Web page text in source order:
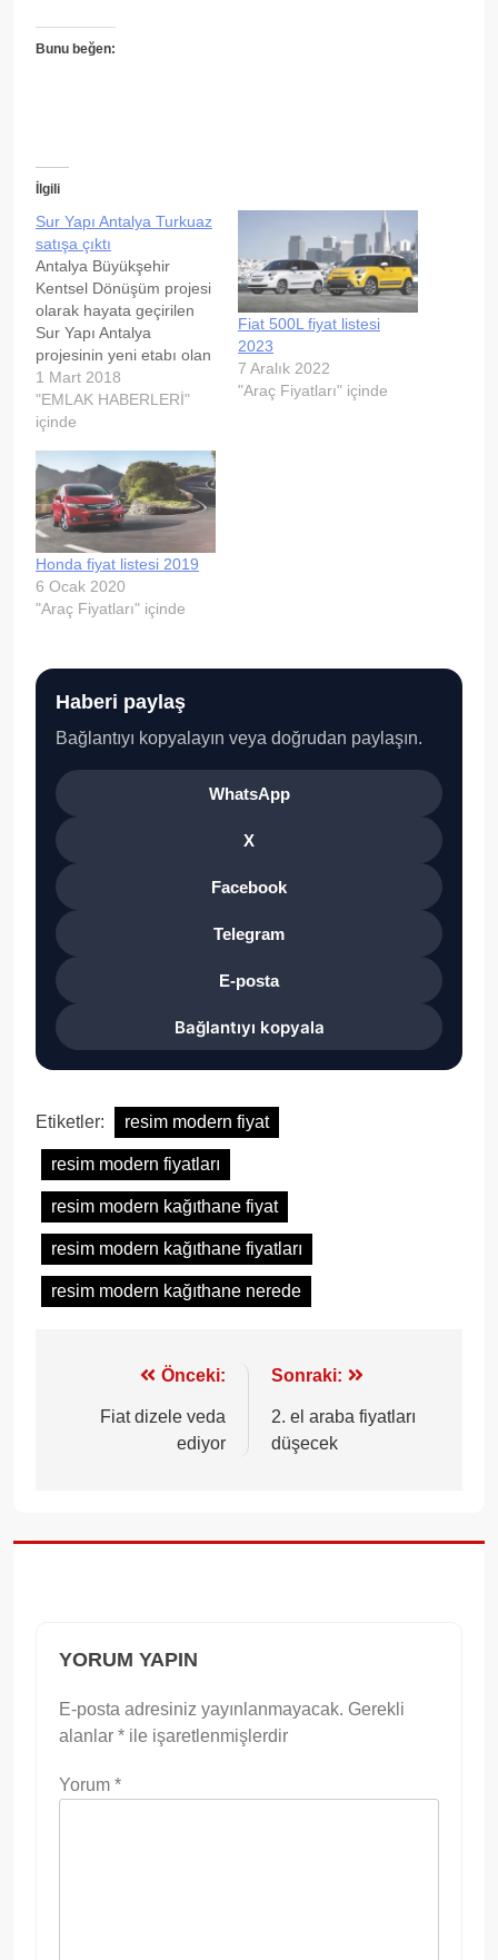
Bunu beğen:
İlgili
Sur Yapı Antalya Turkuaz
satışa çıktı
Antalya Büyükşehir
Kentsel Dönüşüm projesi
olarak hayata geçirilen
Sur Yapı Antalya
projesinin yeni etabı olan
Turkuaz etabı satışa
çıktı. Antalya'dan ve
Antalya dışındaki illerden
Antalya projesine ülke
dışından da yoğun ilgi
oldu. Sur Yapı bu yoğun
ilgi üzerine Sur Yapı
Antalya projesinin yeni
etabı olan…
1 Mart 2018
"EMLAK HABERLERİ"
içinde
Fiat 500L fiyat listesi
2023
7 Aralık 2022
"Araç Fiyatları" içinde
Honda fiyat listesi 2019
6 Ocak 2020
"Araç Fiyatları" içinde
Haberi paylaş
Bağlantıyı kopyalayın veya doğrudan paylaşın.
WhatsApp
X
Facebook
Telegram
E-posta
Bağlantıyı kopyala
Etiketler: resim modern fiyat
resim modern fiyatları
resim modern kağıthane fiyat
resim modern kağıthane fiyatları
resim modern kağıthane nerede
gezinmesi
Önceki:
Fiat dizele veda
ediyor
Sonraki:
2. el araba fiyatları
düşecek
YORUM YAPIN
E-posta adresiniz yayınlanmayacak. Gerekli
alanlar * ile işaretlenmişlerdir
Yorum *